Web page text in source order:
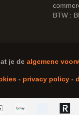
BTW :
je de algemene
- privacy policy-